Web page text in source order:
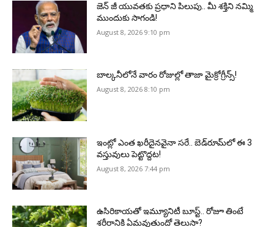
జెన్‌ జీ యువతకు ప్రధాని పిలుపు.. మీ శక్తిని నమ్మి
ముందుకు సాగండి!
August 8, 2026 9:10 pm
బాల్కనీలోనే వారం రోజుల్లో తాజా మైక్రోగ్రీన్స్‌!
August 8, 2026 8:10 pm
ఇంట్లో ఎంత ఖరీదైనవైనా సరే.. బెడ్‌రూమ్‌లో ఈ 3
వస్తువులు పెట్టొద్దట!
August 8, 2026 7:44 pm
ఉసిరికాయతో ఇమ్యూనిటీ బూస్ట్‌.. రోజూ తింటే
శరీరానికి ఏమవుతుందో తెలుసా?